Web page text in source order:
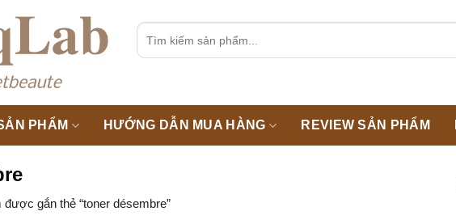
Tìm
PHẨM HƯỚNG DẪN MUA HÀNG REVIEW SẢN PHẨM
được gắn thẻ “toner désembre”